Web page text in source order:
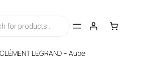
LEGRAND – Aube